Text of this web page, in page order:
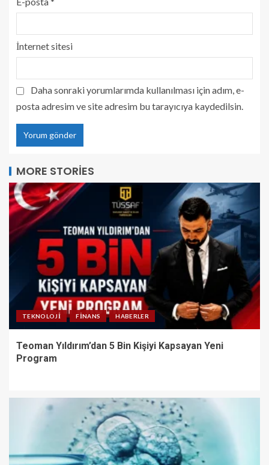
İnternet sitesi
Daha sonraki yorumlarımda kullanılması için adım, e-
posta adresim ve site adresim bu tarayıcıya kaydedilsin.
MORE STORIES
TEKNOLOJI FINANS HABERLER
Teoman Yıldırım’dan 5 Bin Kişiyi Kapsayan Yeni
Program